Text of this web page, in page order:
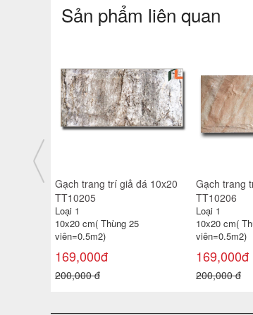
Sản phẩm liên quan
Gạch trang trí giả đá 10x20
TT1020
Loại 1
10x20 cm( Thùng 25
viên=0.5m2)
169,000đ
200,000 đ
Gạch trang
TT1020
Loại 1
10x20 cm(
viên=0.5m2)
169,000đ
200,000 đ